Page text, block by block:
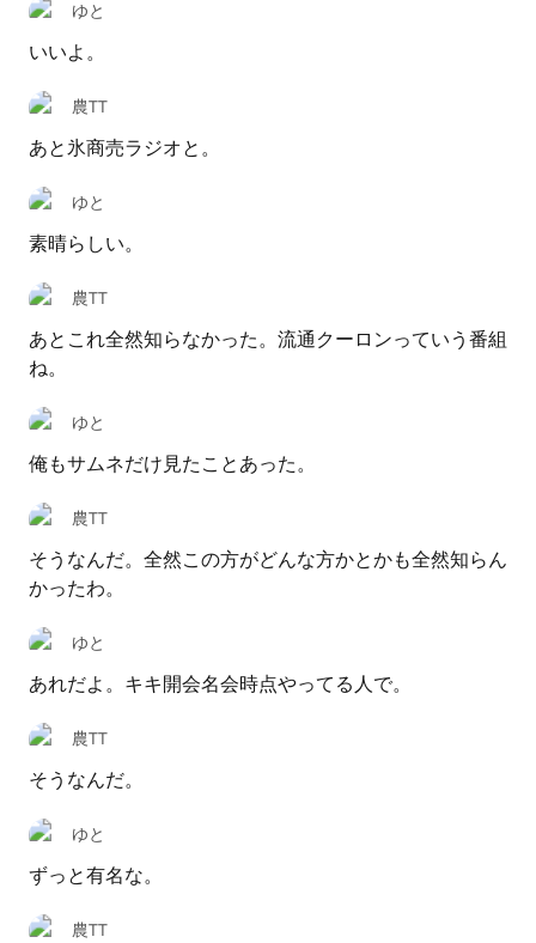
ゆと
いいよ。
農TT
あと氷商売ラジオと。
ゆと
素晴らしい。
農TT
あとこれ全然知らなかった。流通クーロンっていう番組
ね。
ゆと
俺もサムネだけ見たことあった。
農TT
そうなんだ。全然この方がどんな方かとかも全然知らん
かったわ。
ゆと
あれだよ。キキ開会名会時点やってる人で。
農TT
そうなんだ。
ゆと
ずっと有名な。
農TT